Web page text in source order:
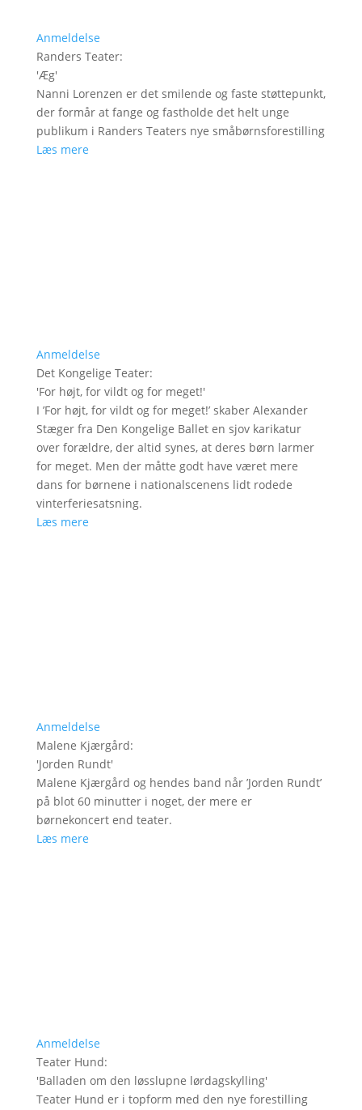
Anmeldelse
Randers Teater:
'Æg'
Nanni Lorenzen er det smilende og faste støttepunkt,
der formår at fange og fastholde det helt unge
publikum i Randers Teaters nye småbørnsforestilling
Læs mere
Anmeldelse
Det Kongelige Teater:
'For højt, for vildt og for meget!'
I ’For højt, for vildt og for meget!’ skaber Alexander
Stæger fra Den Kongelige Ballet en sjov karikatur
over forældre, der altid synes, at deres børn larmer
for meget. Men der måtte godt have været mere
dans for børnene i nationalscenens lidt rodede
vinterferiesatsning.
Læs mere
Anmeldelse
Malene Kjærgård:
'Jorden Rundt'
Malene Kjærgård og hendes band når ’Jorden Rundt’
på blot 60 minutter i noget, der mere er
børnekoncert end teater.
Læs mere
Anmeldelse
Teater Hund:
'Balladen om den løsslupne lørdagskylling'
Teater Hund er i topform med den nye forestilling